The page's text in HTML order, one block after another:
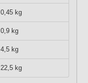
0,45 kg
0,9 kg
4,5 kg
22,5 kg